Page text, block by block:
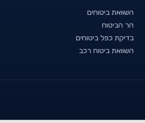
השוואת ביטוחים
הר הביטוח
בדיקת כפל ביטוחים
השוואת ביטוח רכב